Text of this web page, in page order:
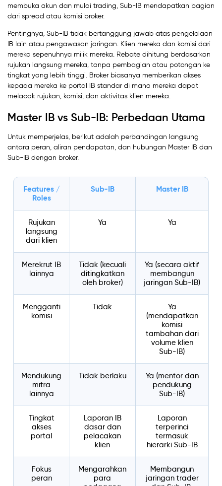
membuka akun dan mulai trading, Sub-IB mendapatkan bagian
dari spread atau komisi broker.
Pentingnya, Sub-IB tidak bertanggung jawab atas pengelolaan
IB lain atau pengawasan jaringan. Klien mereka dan komisi dari
mereka sepenuhnya milik mereka. Rebate dihitung berdasarkan
rujukan langsung mereka, tanpa pembagian atau potongan ke
tingkat yang lebih tinggi. Broker biasanya memberikan akses
kepada mereka ke portal IB standar di mana mereka dapat
melacak rujukan, komisi, dan aktivitas klien mereka.
Master IB vs Sub-IB: Perbedaan Utama
Untuk memperjelas, berikut adalah perbandingan langsung
antara peran, aliran pendapatan, dan hubungan Master IB dan
Sub-IB dengan broker.
Features /
Roles
Sub-IB Master IB
Rujukan
langsung
dari klien
Ya Ya
Merekrut IB
lainnya
Tidak (kecuali
ditingkatkan
oleh broker)
Ya (secara aktif
membangun
jaringan Sub-IB)
Mengganti
komisi
Tidak
Ya
(mendapatkan
komisi
tambahan dari
volume klien
Sub-IB)
Mendukung
mitra
lainnya
Tidak berlaku
Ya (mentor dan
pendukung
Sub-IB)
Tingkat
akses
portal
Laporan IB
dasar dan
pelacakan
klien
Laporan
terperinci
termasuk
hierarki Sub-IB
Fokus
peran
Mengarahkan
para
Membangun
jaringan trader